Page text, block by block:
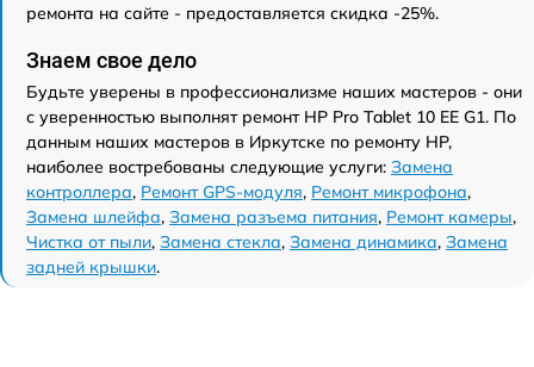
ремонта на сайте - предоставляется скидка -25%.
Знаем свое дело
Будьте уверены в профессионализме наших мастеров - они
с уверенностью выполнят ремонт HP Pro Tablet 10 EE G1. По
данным наших мастеров в Иркутске по ремонту HP,
наиболее востребованы следующие услуги: Замена
контроллера, Ремонт GPS-модуля, Ремонт микрофона,
Замена шлейфа, Замена разъема питания, Ремонт камеры,
Чистка от пыли, Замена стекла, Замена динамика, Замена
задней крышки.